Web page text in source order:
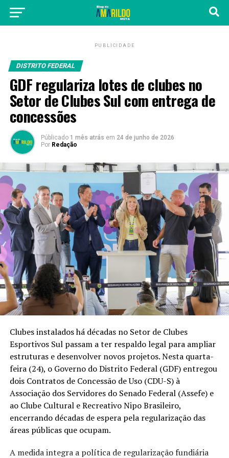
PUBLICIDADE
DISTRITO FEDERAL
GDF regulariza lotes de clubes no
Setor de Clubes Sul com entrega de
concessões
Públicado 1 mês atrás em 24 de junho de 2026
Por Redação
Clubes instalados há décadas no Setor de Clubes
Esportivos Sul passam a ter respaldo legal para ampliar
estruturas e desenvolver novos projetos. Nesta quarta-
feira (24), o Governo do Distrito Federal (GDF) entregou
dois Contratos de Concessão de Uso (CDU-S) à
Associação dos Servidores do Senado Federal (Assefe) e
ao Clube Cultural e Recreativo Nipo Brasileiro,
encerrando décadas de espera pela regularização das
áreas públicas que ocupam.
A medida integra a política de regularização fundiária